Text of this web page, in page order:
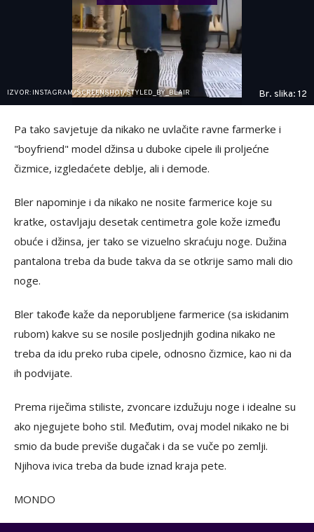
IZVOR: INSTAGRAM/SCREENSHOT/STYLED_BY_BLAIR Br. slika: 12
Pa tako savjetuje da nikako ne uvlačite ravne farmerke i
"boyfriend" model džinsa u duboke cipele ili proljećne
čizmice, izgledaćete deblje, ali i demode.
Bler napominje i da nikako ne nosite farmerice koje su
kratke, ostavljaju desetak centimetra gole kože između
obuće i džinsa, jer tako se vizuelno skraćuju noge. Dužina
pantalona treba da bude takva da se otkrije samo mali dio
noge.
Bler takođe kaže da neporubljene farmerice (sa iskidanim
rubom) kakve su se nosile posljednjih godina nikako ne
treba da idu preko ruba cipele, odnosno čizmice, kao ni da
ih podvijate.
Prema riječima stiliste, zvoncare izdužuju noge i idealne su
ako njegujete boho stil. Međutim, ovaj model nikako ne bi
smio da bude previše dugačak i da se vuče po zemlji.
Njihova ivica treba da bude iznad kraja pete.
MONDO